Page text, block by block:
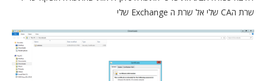
שרת הCA שלי אל שרת ה Exchange שלי